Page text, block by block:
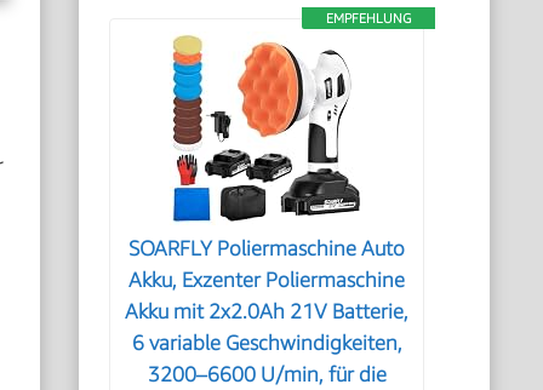
EMPFEHLUNG
SOARFLY Poliermaschine Auto
Akku, Exzenter Poliermaschine
Akku mit 2x2.0Ah 21V Batterie,
6 variable Geschwindigkeiten,
3200–6600 U/min, für die